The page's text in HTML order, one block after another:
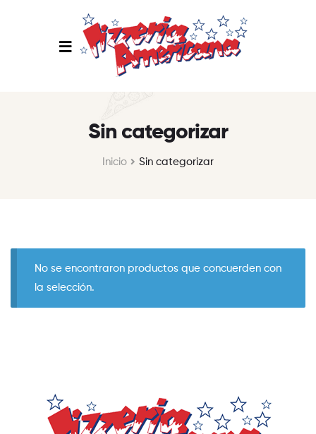
Sin categorizar
Inicio Sin categorizar
No se encontraron productos que concuerden con
la selección.